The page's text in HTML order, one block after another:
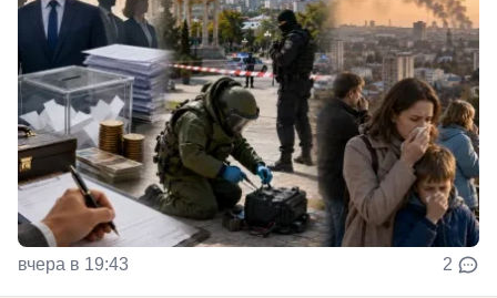
вчера в 19:43 2